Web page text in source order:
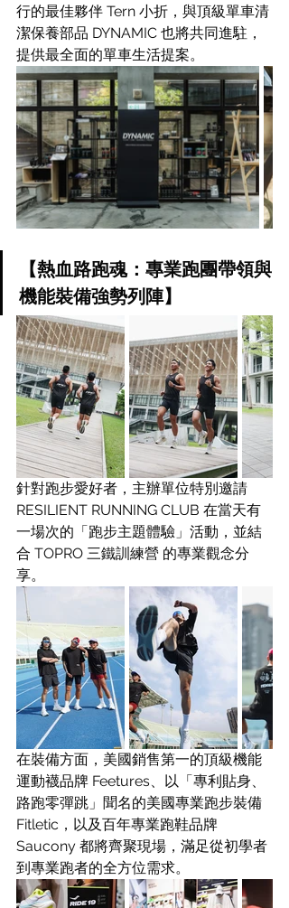
行的最佳夥伴 Tern 小折，與頂級單車清
潔保養部品 DYNAMIC 也將共同進駐，
提供最全面的單車生活提案。
【熱血路跑魂：專業跑團帶領與
機能裝備強勢列陣】
針對跑步愛好者，主辦單位特別邀請
RESILIENT RUNNING CLUB 在當天有
一場次的「跑步主題體驗」活動，並結
合 TOPRO 三鐵訓練營 的專業觀念分
享。
在裝備方面，美國銷售第一的頂級機能
運動襪品牌 Feetures、以「專利貼身、
路跑零彈跳」聞名的美國專業跑步裝備
Fitletic，以及百年專業跑鞋品牌
Saucony 都將齊聚現場，滿足從初學者
到專業跑者的全方位需求。